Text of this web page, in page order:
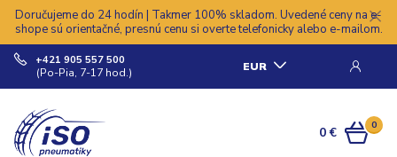
Doručujeme do 24 hodín | Takmer 100% skladom. Uvedené ceny na e-
shope sú orientačné, presnú cenu si overte telefonicky alebo e-mailom.
EUR
+421 905 557 500
(Po-Pia, 7-17 hod.)
0
0 €